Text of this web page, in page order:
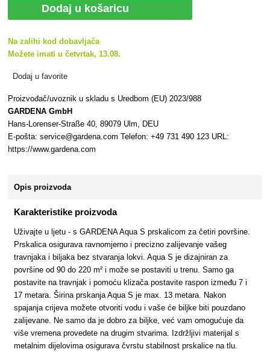
Dodaj u košaricu
Na zalihi kod dobavljača
Možete imati u četvrtak, 13.08.
Dodaj u favorite
Proizvođač/uvoznik u skladu s Uredbom (EU) 2023/988
GARDENA GmbH
Hans-Lorenser-Straße 40, 89079 Ulm, DEU
E-pošta: service@gardena.com Telefon: +49 731 490 123 URL:
https://www.gardena.com
Opis proizvoda
Karakteristike proizvoda
Uživajte u ljetu - s GARDENA Aqua S prskalicom za četiri površine.
Prskalica osigurava ravnomjerno i precizno zalijevanje vašeg
travnjaka i biljaka bez stvaranja lokvi. Aqua S je dizajniran za
površine od 90 do 220 m² i može se postaviti u trenu. Samo ga
postavite na travnjak i pomoću klizača postavite raspon između 7 i
17 metara. Širina prskanja Aqua S je max. 13 metara. Nakon
spajanja crijeva možete otvoriti vodu i vaše će biljke biti pouzdano
zalijevane. Ne samo da je dobro za biljke, već vam omogućuje da
više vremena provedete na drugim stvarima. Izdržljivi materijal s
metalnim dijelovima osigurava čvrstu stabilnost prskalice na tlu.